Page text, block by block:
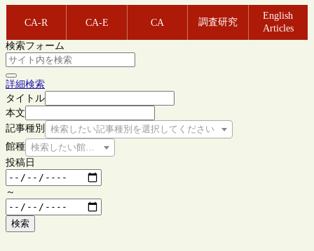
CA-R CA-E CA 調査研究
English
Articles
検索フォーム
詳細検索
タイトル
本文
記事種別
検索したい記事種別を選択してください
館種 検索したい館種を選択してください
投稿日
～
検索